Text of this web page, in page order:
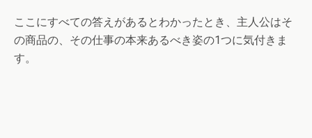
ここにすべての答えがあるとわかったとき、主人公はそ
の商品の、その仕事の本来あるべき姿の1つに気付きま
す。